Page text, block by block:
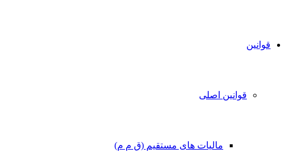
قوانین
قوانین اصلی
مالیات های مستقیم (ق م م)